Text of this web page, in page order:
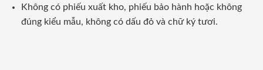
Không có phiếu xuất kho, phiếu bảo hành hoặc không
đúng kiểu mẫu, không có dấu đỏ và chữ ký tươi.